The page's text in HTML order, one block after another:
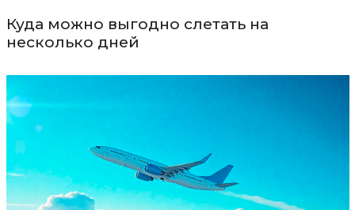
Куда можно выгодно слетать на
несколько дней